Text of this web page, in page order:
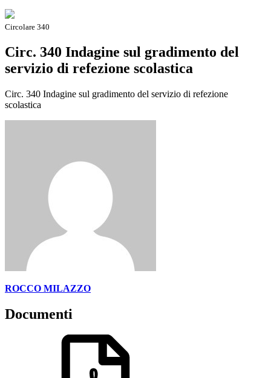
Circolare 340
Circ. 340 Indagine sul gradimento del
servizio di refezione scolastica
Circ. 340 Indagine sul gradimento del servizio di refezione
scolastica
ROCCO MILAZZO
Documenti